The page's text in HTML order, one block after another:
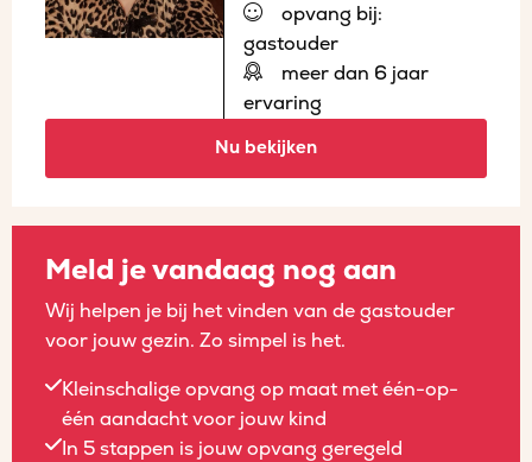
opvang bij:
gastouder
meer dan 6 jaar
ervaring
Nu bekijken
Meld je vandaag nog aan
Wij helpen je bij het vinden van de gastouder
voor jouw gezin. Zo simpel is het.
Kleinschalige opvang op maat met één-op-
één aandacht voor jouw kind
In 5 stappen is jouw opvang geregeld